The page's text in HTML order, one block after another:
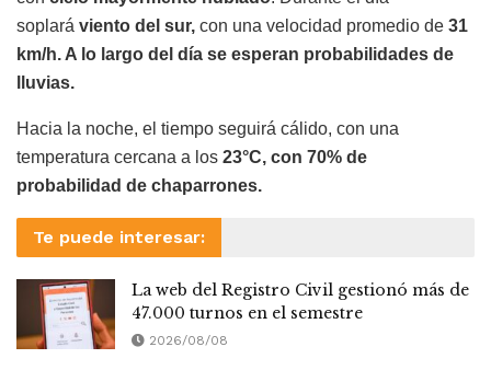
soplará viento del sur, con una velocidad promedio de 31
km/h. A lo largo del día se esperan probabilidades de
lluvias.
Hacia la noche, el tiempo seguirá cálido, con una
temperatura cercana a los 23°C, con 70% de
probabilidad de chaparrones.
Te puede interesar:
La web del Registro Civil gestionó más de
47.000 turnos en el semestre
2026/08/08